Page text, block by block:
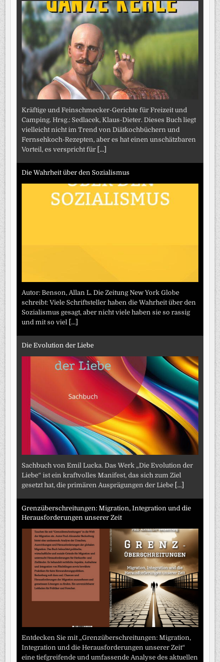
Kräftige und Feinschmecker-Gerichte für Freizeit und
Camping. Hrsg.: Sedlacek, Klaus-Dieter. Dieses Buch liegt
vielleicht nicht im Trend von Diätkochbüchern und
Fernsehkoch-Rezepten, aber es hat einen unschätzbaren
Vorteil, es verspricht für [...]
Die Wahrheit über den Sozialismus
Autor: Benson, Allan L. Die Zeitung New York Globe
schreibt: Viele Schriftsteller haben die Wahrheit über den
Sozialismus gesagt, aber nicht viele haben sie so rassig
und mit so viel [...]
Die Evolution der Liebe
Sachbuch von Emil Lucka. Das Werk „Die Evolution der
Liebe“ ist ein kraftvolles Manifest, das sich zum Ziel
gesetzt hat, die primären Ausprägungen der Liebe [...]
Grenzüberschreitungen: Migration, Integration und die
Herausforderungen unserer Zeit
Entdecken Sie mit „Grenzüberschreitungen: Migration,
Integration und die Herausforderungen unserer Zeit“
eine tiefgreifende und umfassende Analyse des aktuellen